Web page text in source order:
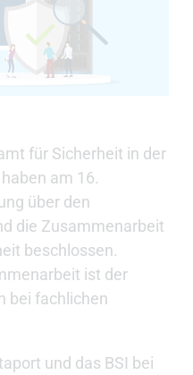
für Sicherheit in der
am 16.
über den
die Zusammenarbeit
beschlossen.
ist der
bei fachlichen
und das BSI bei